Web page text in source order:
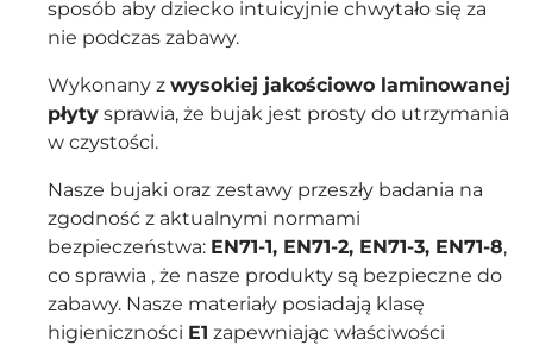
sposób aby dziecko intuicyjnie chwytało się za
nie podczas zabawy.
Wykonany z wysokiej jakościowo laminowanej
płyty sprawia, że bujak jest prosty do utrzymania
w czystości.
Nasze bujaki oraz zestawy przeszły badania na
zgodność z aktualnymi normami
bezpieczeństwa: EN71-1, EN71-2, EN71-3, EN71-8,
co sprawia , że nasze produkty są bezpieczne do
zabawy. Nasze materiały posiadają klasę
higieniczności E1 zapewniając właściwości